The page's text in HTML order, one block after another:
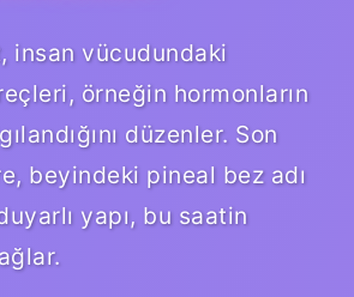
insan vücudundaki
örneğin hormonların
düzenler. Son
beyindeki pineal bez adı
yapı, bu saatin